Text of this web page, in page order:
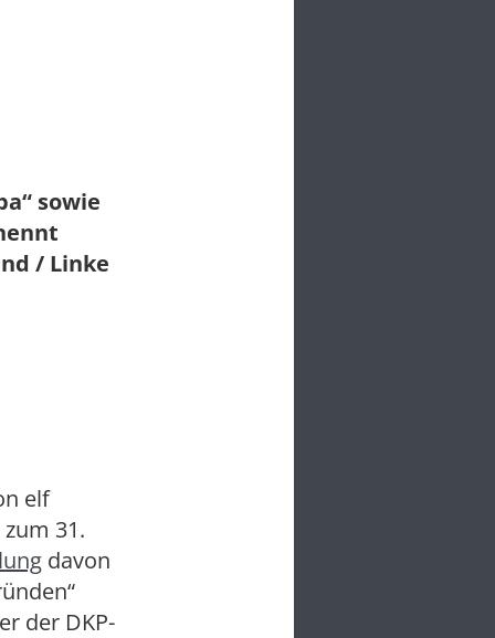
sowie
/ Linke
elf
31.
davon
der DKP-